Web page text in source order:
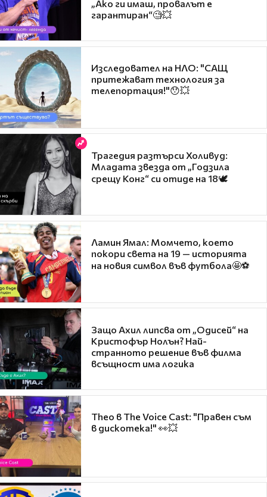
„Ако ги имаш, провалът е
гарантиран“🧐💥
Изследовател на НЛО: "САЩ
притежават технология за
телепортация!"😯💥
Трагедия разтърси Холивуд:
Младата звезда от „Годзила
срещу Конг“ си отиде на 18🕊️
Ламин Ямал: Момчето, което
покори света на 19 — историята
на новия символ във футбола🤩⚽
Защо Ахил липсва от „Одисей“ на
Кристофър Нолън? Най-
странното решение във филма
всъщност има логика
Theo в The Voice Cast: "Правен съм
в дискотека!" 👀💥